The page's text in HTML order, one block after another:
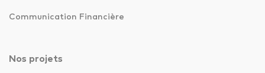
Communication Financière
Nos projets